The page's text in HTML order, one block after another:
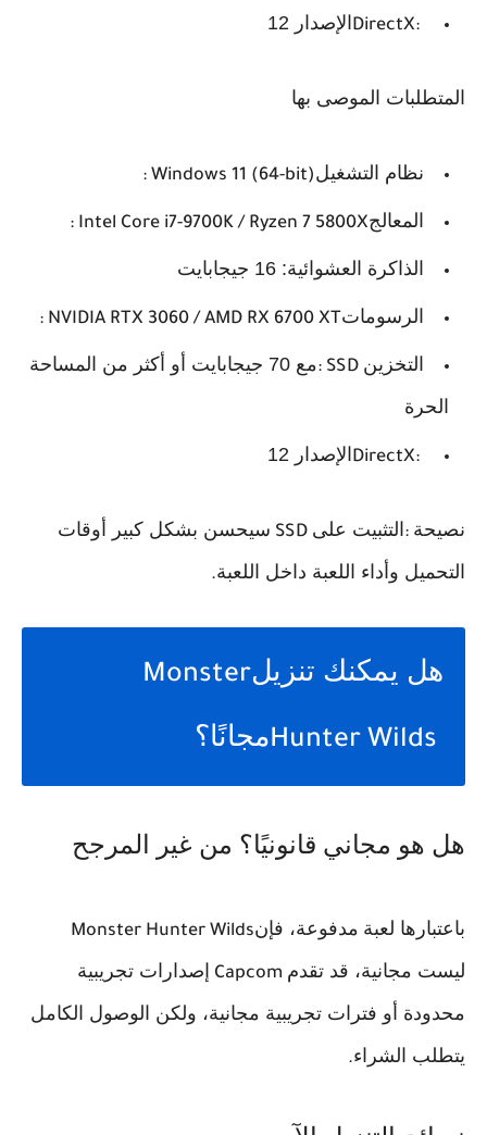
DirectX:الإصدار 12
المتطلبات الموصى بها
نظام التشغيل: Windows 11 (64-bit)
المعالج: Intel Core i7-9700K / Ryzen 7 5800X
الذاكرة العشوائية: 16 جيجابايت
الرسومات : NVIDIA RTX 3060 / AMD RX 6700 XT
التخزين : SSD
مع 70 جيجابايت أو أكثر من المساحة
الحرة
DirectX:الإصدار 12
نصيحة :التثبيت على SSD سيحسن بشكل كبير أوقات
التحميل وأداء اللعبة داخل اللعبة.
هل يمكنك تنزيلMonster
Hunter Wildsمجانًا؟
هل هو مجاني قانونيًا؟ من غير المرجح
باعتبارها لعبة مدفوعة، فإنMonster Hunter Wilds
ليست مجانية، قد تقدم Capcom إصدارات تجريبية
محدودة أو فترات تجريبية مجانية، ولكن الوصول الكامل
يتطلب الشراء.